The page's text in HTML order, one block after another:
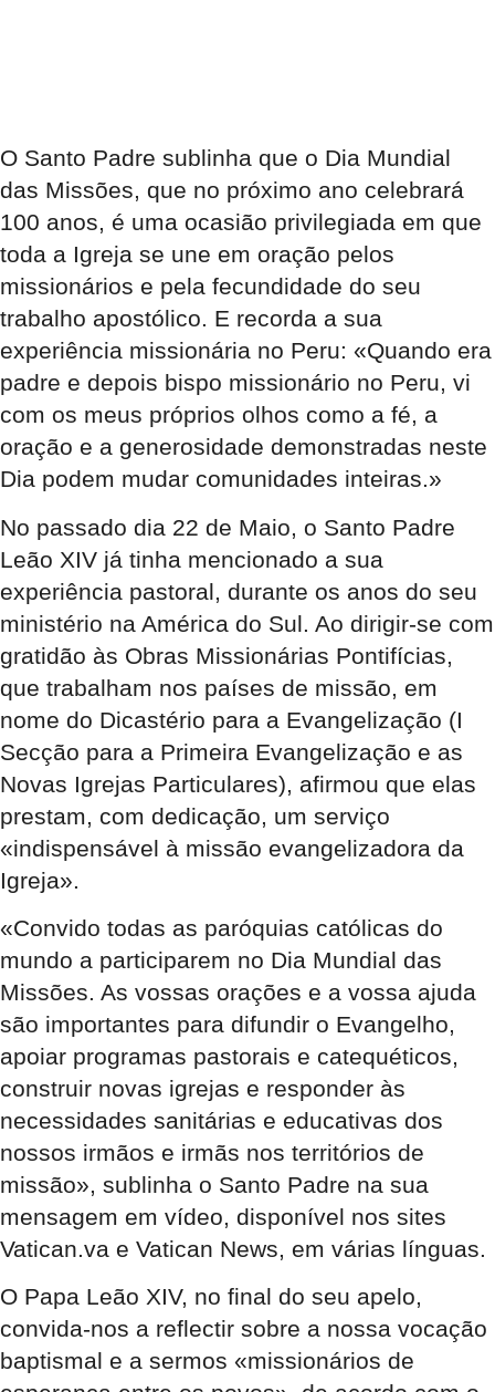
O Santo Padre sublinha que o Dia Mundial
das Missões, que no próximo ano celebrará
100 anos, é uma ocasião privilegiada em que
toda a Igreja se une em oração pelos
missionários e pela fecundidade do seu
trabalho apostólico. E recorda a sua
experiência missionária no Peru: «Quando era
padre e depois bispo missionário no Peru, vi
com os meus próprios olhos como a fé, a
oração e a generosidade demonstradas neste
Dia podem mudar comunidades inteiras.»
No passado dia 22 de Maio, o Santo Padre
Leão XIV já tinha mencionado a sua
experiência pastoral, durante os anos do seu
ministério na América do Sul. Ao dirigir-se com
gratidão às Obras Missionárias Pontifícias,
que trabalham nos países de missão, em
nome do Dicastério para a Evangelização (I
Secção para a Primeira Evangelização e as
Novas Igrejas Particulares), afirmou que elas
prestam, com dedicação, um serviço
«indispensável à missão evangelizadora da
Igreja».
«Convido todas as paróquias católicas do
mundo a participarem no Dia Mundial das
Missões. As vossas orações e a vossa ajuda
são importantes para difundir o Evangelho,
apoiar programas pastorais e catequéticos,
construir novas igrejas e responder às
necessidades sanitárias e educativas dos
nossos irmãos e irmãs nos territórios de
missão», sublinha o Santo Padre na sua
mensagem em vídeo, disponível nos sites
Vatican.va e Vatican News, em várias línguas.
O Papa Leão XIV, no final do seu apelo,
convida-nos a reflectir sobre a nossa vocação
baptismal e a sermos «missionários de